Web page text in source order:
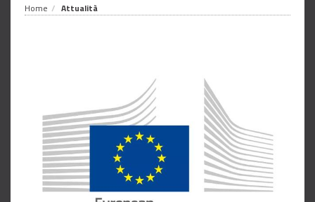
Home Attualità